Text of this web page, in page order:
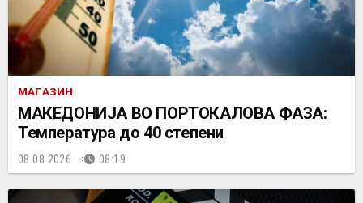
МАГАЗИН
МАКЕДОНИЈА ВО ПОРТОКАЛОВА ФАЗА:
Температура до 40 степени
08.08.2026. 08:19